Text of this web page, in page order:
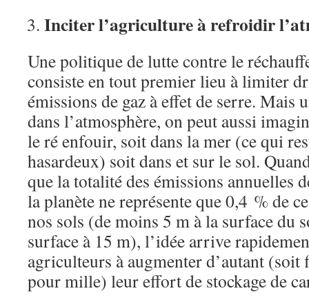
Inciter l’agriculture à refroidir
Une politique de lutte contre le
consiste en tout premier lieu à limiter
émissions de gaz à effet de serre. Mais
dans l’atmosphère, on peut aussi
le ré enfouir, soit dans la mer (ce qui
hasardeux) soit dans et sur le sol.
que la totalité des émissions annuelles
la planète ne représente que 0,4 % de
nos sols (de moins 5 m à la surface du
surface à 15 m), l’idée arrive
agriculteurs à augmenter d’autant (soit
pour mille) leur effort de stockage de